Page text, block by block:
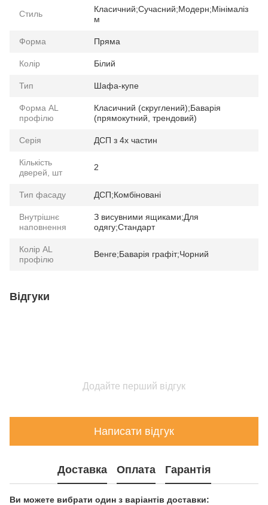
Стиль
Класичний;Сучасний;Модерн;Мінімаліз
м
Форма Пряма
Колір Білий
Тип Шафа-купе
Форма AL
профілю
Класичний (скруглений);Баварія
(прямокутний, трендовий)
Серія ДСП з 4х частин
Кількість
дверей, шт
2
Тип фасаду ДСП;Комбіновані
Внутрішнє
наповнення
З висувними ящиками;Для
одягу;Стандарт
Колір AL
профілю
Венге;Баварія графіт;Чорний
Відгуки
Додайте перший відгук
Написати відгук
Доставка Оплата Гарантія
Ви можете вибрати один з варіантів доставки: